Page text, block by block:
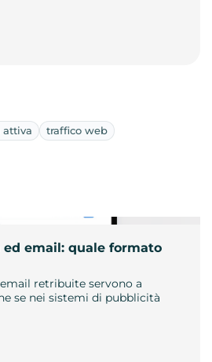
traffico web
email: quale formato
retribuite servono a
se nei sistemi di pubblicità